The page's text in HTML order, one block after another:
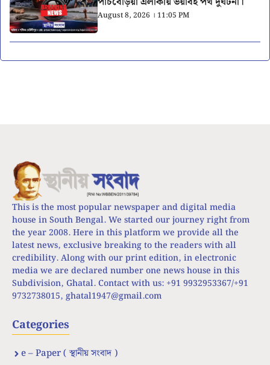
August 8, 2026 । 11:05 PM
This is the most popular newspaper and digital media
house in South Bengal. We started our journey right from
the year 2008. Here in this platform we provide all the
latest news, exclusive breaking to the readers with all
credibility. Along with our print edition, in electronic
media we are declared number one news house in this
Subdivision, Ghatal. Contact with us: +91 9932953367/+91
9732738015, ghatal1947@gmail.com
Categories
e – Paper ( স্থানীয় সংবাদ )